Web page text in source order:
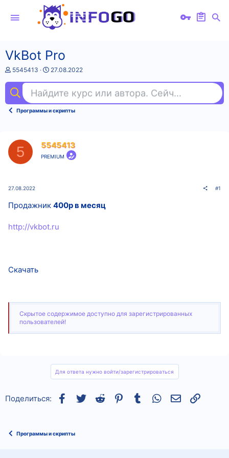
VkBot Pro
А
т
о
т
5545413
Д
а
н
а
а
27.08.2022
Найдите курс или автора. Сейчас ищут
Программы и скрипты
5 5545413
PREMIUM
27.08.2022 #1
Продажник 400p в месяц
http://vkbot.ru
Скачать
Скрытое содержимое доступно для зарегистрированных
пользователей!
Для ответа нужно войти/зарегистрироваться
Поделиться: Facebook
TwitterReddit Pinterest
Tumblr WhatsAppСсылка
Программы и скрипты